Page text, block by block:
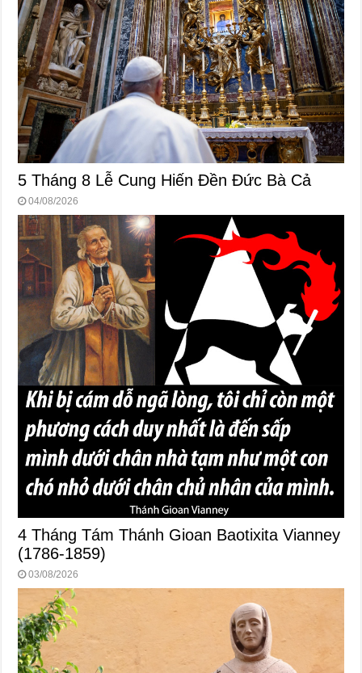
5 Tháng 8 Lễ Cung Hiến Ðền Ðức Bà Cả
04/08/2026
4 Tháng Tám Thánh Gioan Baotixita Vianney
(1786-1859)
03/08/2026